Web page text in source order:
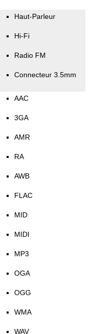
Haut-Parleur
Hi-Fi
Radio FM
Connecteur 3.5mm
AAC
3GA
AMR
RA
AWB
FLAC
MID
MIDI
MP3
OGA
OGG
WMA
WAV